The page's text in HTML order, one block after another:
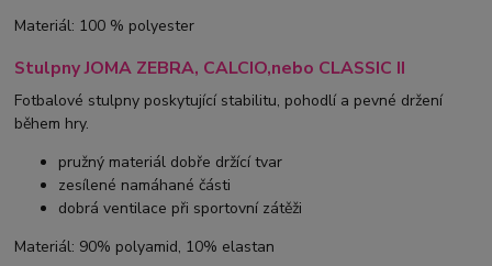
Materiál: 100 % polyester
Stulpny JOMA ZEBRA, CALCIO,nebo CLASSIC II
Fotbalové stulpny poskytující stabilitu, pohodlí a pevné držení
během hry.
pružný materiál dobře držící tvar
zesílené namáhané části
dobrá ventilace při sportovní zátěži
Materiál: 90% polyamid, 10% elastan